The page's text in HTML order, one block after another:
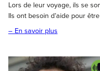
Lors de leur voyage, ils se
Ils ont besoin d’aide pour
– En savoir plus